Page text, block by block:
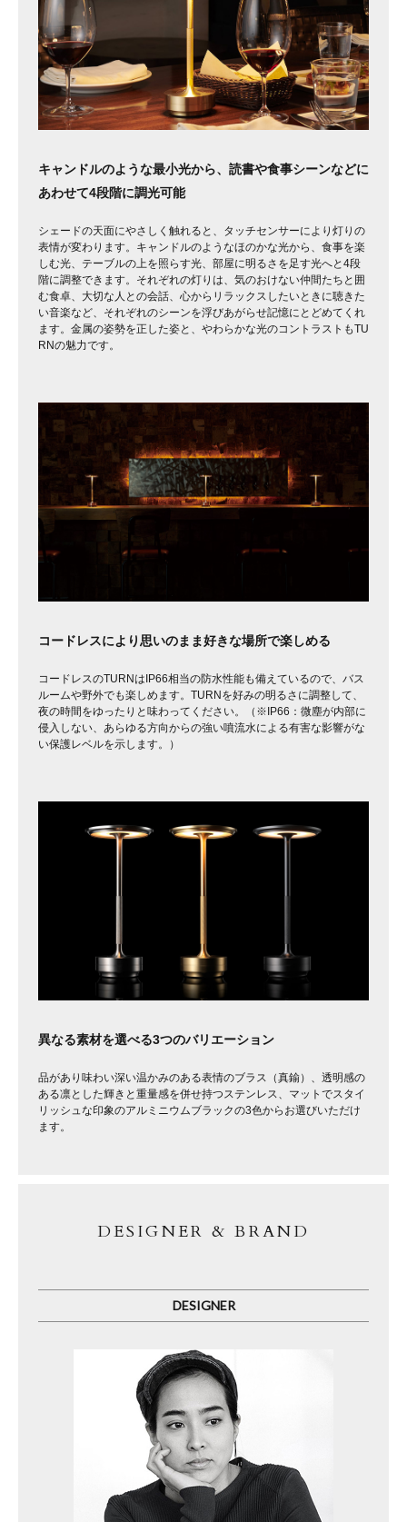
キャンドルのような最小光から、読書や食事シーンなどに
あわせて4段階に調光可能
シェードの天面にやさしく触れると、タッチセンサーにより灯りの
表情が変わります。キャンドルのようなほのかな光から、食事を楽
しむ光、テーブルの上を照らす光、部屋に明るさを足す光へと4段
階に調整できます。それぞれの灯りは、気のおけない仲間たちと囲
む食卓、大切な人との会話、心からリラックスしたいときに聴きた
い音楽など、それぞれのシーンを浮びあがらせ記憶にとどめてくれ
ます。金属の姿勢を正した姿と、やわらかな光のコントラストもTU
RNの魅力です。
コードレスにより思いのまま好きな場所で楽しめる
コードレスのTURNはIP66相当の防水性能も備えているので、バス
ルームや野外でも楽しめます。TURNを好みの明るさに調整して、
夜の時間をゆったりと味わってください。（※IP66：微塵が内部に
侵入しない、あらゆる方向からの強い噴流水による有害な影響がな
い保護レベルを示します。）
異なる素材を選べる3つのバリエーション
品があり味わい深い温かみのある表情のブラス（真鍮）、透明感の
ある凛とした輝きと重量感を併せ持つステンレス、マットでスタイ
リッシュな印象のアルミニウムブラックの3色からお選びいただけ
ます。
DESIGNER & BRAND
DESIGNER